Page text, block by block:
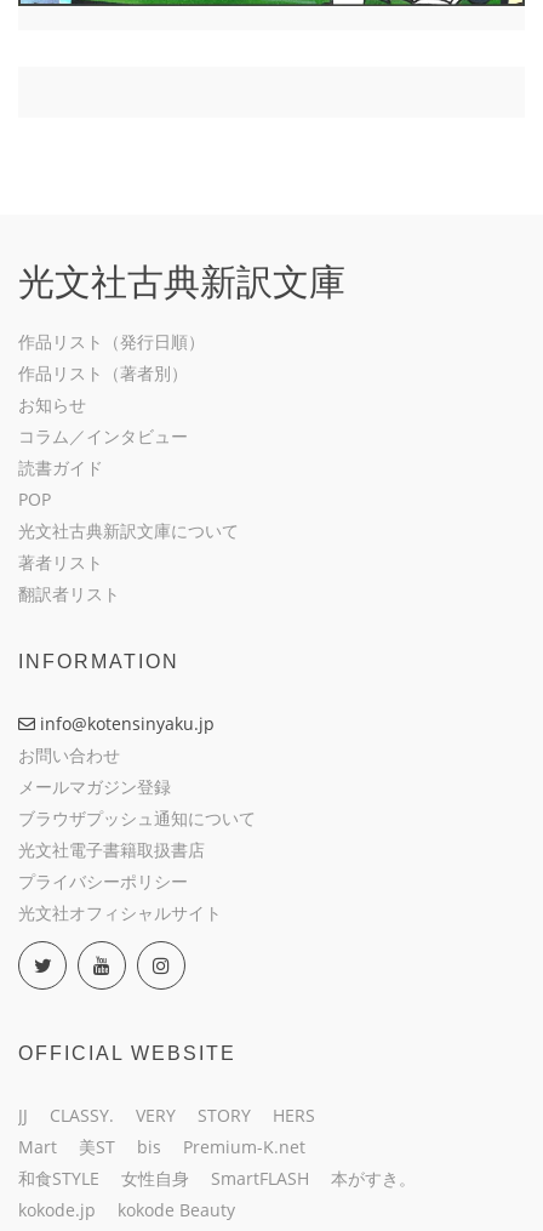
光文社古典新訳文庫
作品リスト（発行日順）
作品リスト（著者別）
お知らせ
コラム／インタビュー
読書ガイド
POP
光文社古典新訳文庫について
著者リスト
翻訳者リスト
INFORMATION
info@kotensinyaku.jp
お問い合わせ
メールマガジン登録
ブラウザプッシュ通知について
光文社電子書籍取扱書店
プライバシーポリシー
光文社オフィシャルサイト
OFFICIAL WEBSITE
JJ CLASSY. VERY STORY
HERS
Mart
美ST bis
Premium-K.net
和食STYLE
女性自身 SmartFLASH
本がすき。
kokode.jp
kokode Beauty